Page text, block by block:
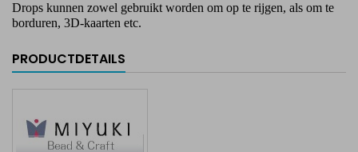
Drops kunnen zowel gebruikt worden om op te rijgen, als om te
borduren, 3D-kaarten etc.
PRODUCTDETAILS